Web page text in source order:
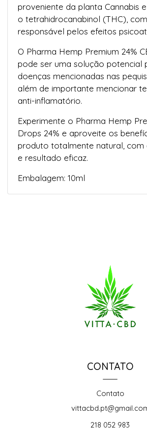
proveniente da planta Cannabis
o tetrahidrocanabinol (THC),
responsável pelos efeitos
O Pharma Hemp Premium 24%
pode ser uma solução potencial
doenças mencionadas nas
além de importante mencionar
anti-inflamatório.
Experimente o Pharma Hemp
Drops 24% e aproveite os
produto totalmente natural, com
e resultado eficaz.
Embalagem: 10ml
CONTATO
Contato
218 052 983